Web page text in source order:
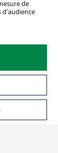
de